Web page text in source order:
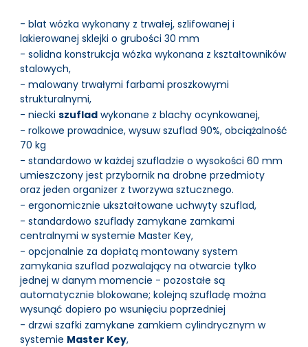
- blat wózka wykonany z trwałej, szlifowanej i
lakierowanej sklejki o grubości 30 mm
- solidna konstrukcja wózka wykonana z kształtowników
stalowych,
- malowany trwałymi farbami proszkowymi
strukturalnymi,
- nieckiszuflad wykonane z blachy ocynkowanej,
- rolkowe prowadnice, wysuw szuflad 90%, obciążalność
70 kg
- standardowo w każdej szufladzie o wysokości 60 mm
umieszczony jest przybornik na drobne przedmioty
oraz jeden organizer z tworzywa sztucznego.
- ergonomicznie ukształtowane uchwyty szuflad,
- standardowo szuflady zamykane zamkami
centralnymi w systemie Master Key,
- opcjonalnie za dopłatą montowany system
zamykania szuflad pozwalający na otwarcie tylko
jednej w danym momencie - pozostałe są
automatycznie blokowane; kolejną szufladę można
wysunąć dopiero po wsunięciu poprzedniej
- drzwi szafki zamykane zamkiem cylindrycznym w
systemie Master Key,